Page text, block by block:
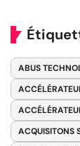
ABUS
ACQUISITONS